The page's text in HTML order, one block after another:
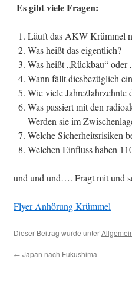
Es gibt viele Fragen:
Läuft das AKW Krümmel
Was heißt das eigentlich?
Was heißt „Rückbau“ oder
Wann fällt diesbezüglich
Wie viele Jahre/Jahrzehnte
Was passiert mit den
Werden sie im
Welche Sicherheitsrisiken
Welchen Einfluss haben
und und und…. Fragt mit und
Flyer Anhörung Krümmel
Dieser Beitrag wurde unter
← Japan nach Fukushima